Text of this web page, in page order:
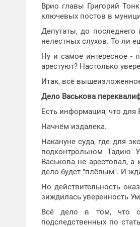
Врио главы Григорий
ключевых постов в
Депутаты, до
нелестных слухов. То ли
Ну и самое интересное -
арестуют? Настолько
Итак, всё
Дело Васькова
Есть информация, что
Начнём издалека.
Накануне суда, где для
подконтрольном Тадию
Васькова не арестовал,
дело будет "плёвым". И
Но действительность
зиждилась уверенность
Всё дело в том, что
подследственных по